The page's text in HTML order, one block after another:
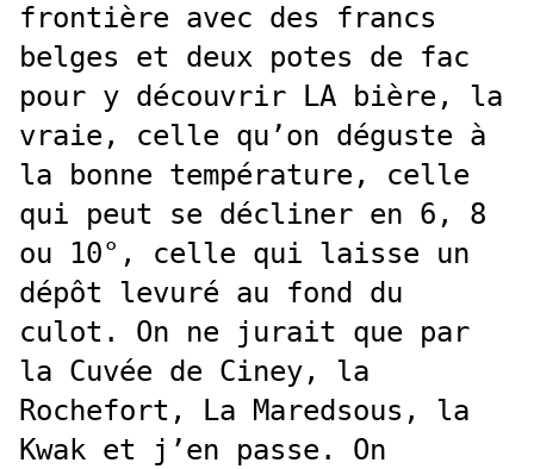
frontière avec des francs
belges et deux potes de fac
pour y découvrir LA bière, la
vraie, celle qu’on déguste à
la bonne température, celle
qui peut se décliner en 6, 8
ou 10°, celle qui laisse un
dépôt levuré au fond du
culot. On ne jurait que par
la Cuvée de Ciney, la
Rochefort, La Maredsous, la
Kwak et j’en passe. On